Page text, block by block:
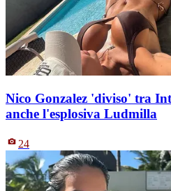
Nico Gonzalez 'diviso' tra
anche l'esplosiva Ludmilla
24